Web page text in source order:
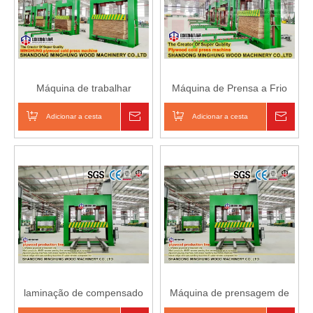
Máquina de trabalhar
compensado pré-impressa
Adicionar a cesta Inquérito
Máquina de Prensa a Frio
com Pressão de 500t
Adicionar a cesta
laminação de compensado
Máquina de prensagem de